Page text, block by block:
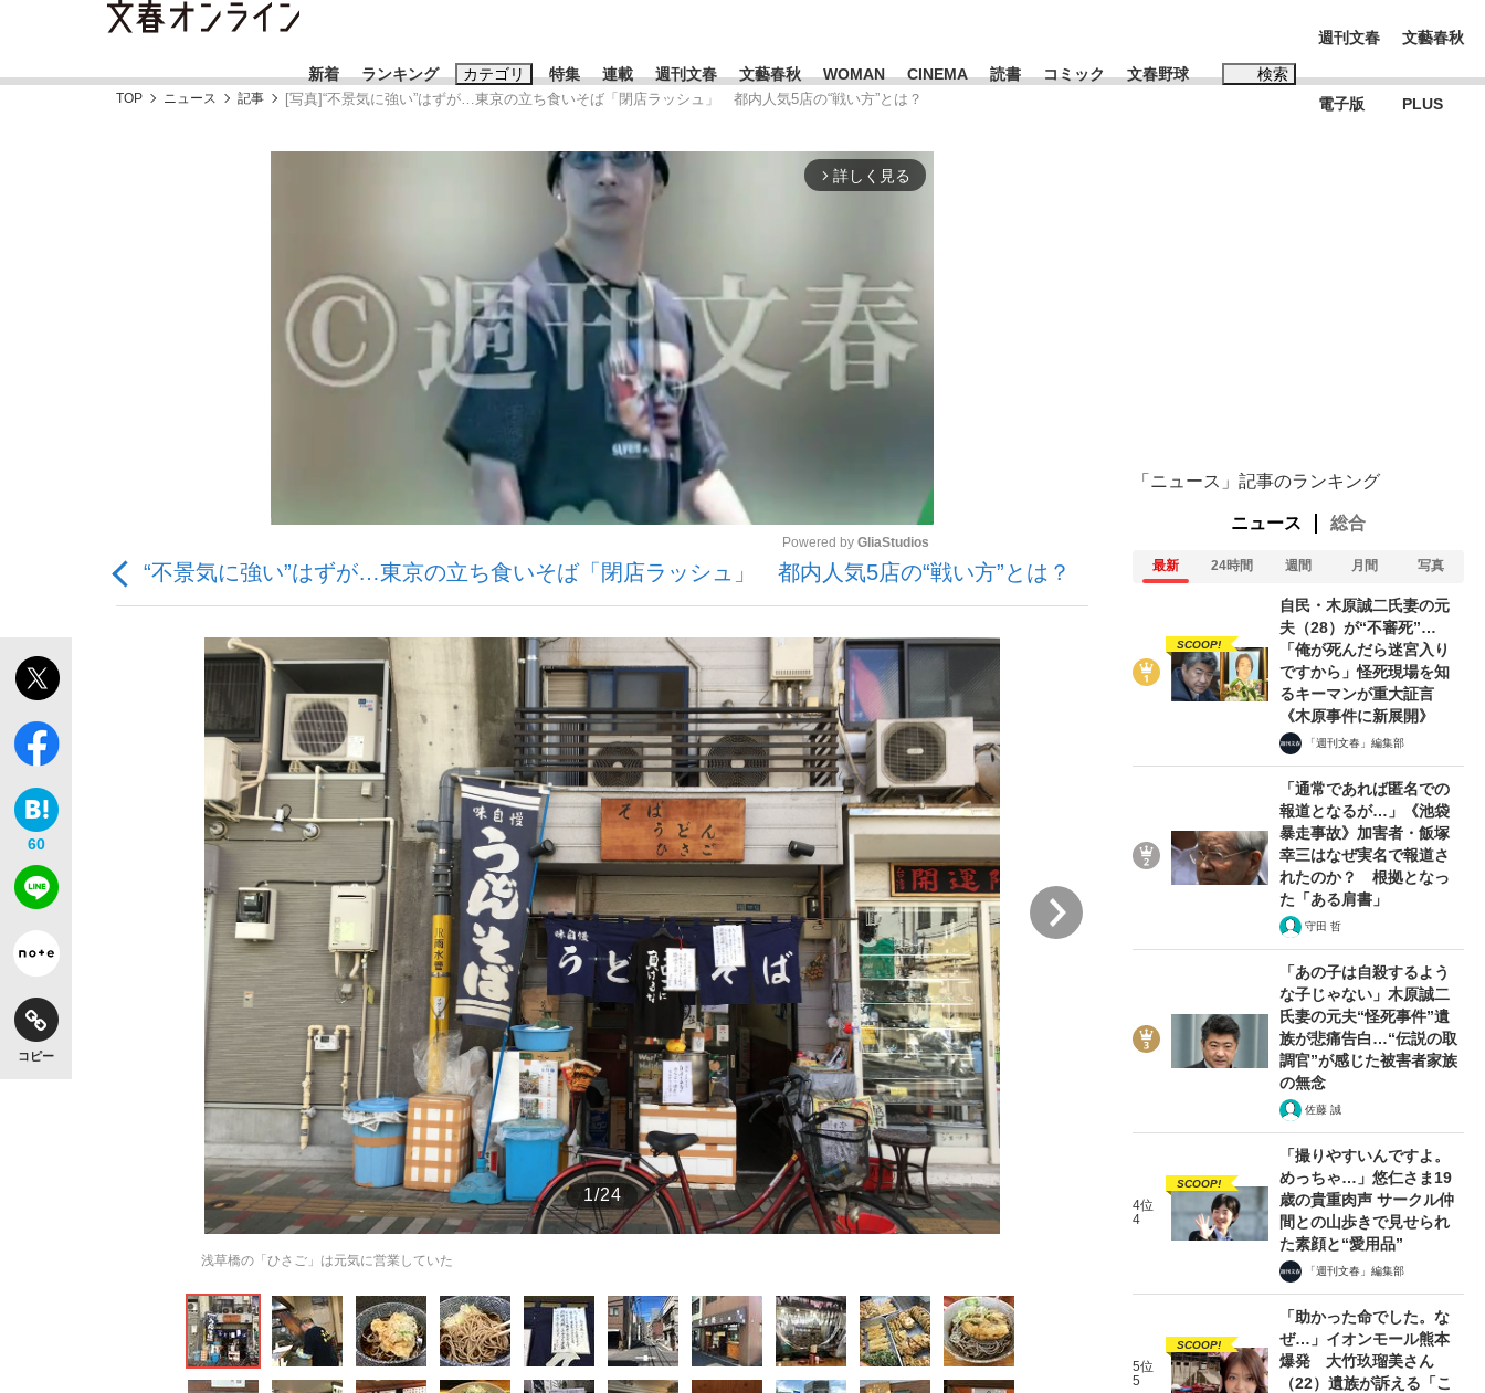
新着 ランキング カテゴリ
「90%は失敗する。でも…」本田圭佑が初めて明かした日本代表監督に...
「敗因分析は一切聞かれなかった」侍ジャパン選手が証言した“NPB聞... 「クマが悪者扱いされているのが悲しい」『北の国から』倉本聰氏（91...
「目標達成できなかったからと言って…」サッカー日本代表・森保一監督...
もっと見る
特集
観る将棋、読む将棋
キングの誕生を、目撃せよ。
いまさら聞けない資産運用のすべて
もっと見る
連載 週刊文春 文藝春秋 WOMAN CINEMA 読書 コミック 文春野球 検索
おすすめのキーワードタグ一覧
#藤田晋 #高市早苗 #城彰二
#玉木雄一郎
#亀和田武
週刊文春
電子版
文藝春秋
PLUS
TOP ニュース 記事 [写真]“不景気に強い”はずが…東京の立ち食いそば「閉店ラッシュ」 都内人気5店の“戦い方”とは？
arrow_forward_ios 詳しく見る
Mute
Powered by GliaStudios
“不景気に強い”はずが…東京の立ち食いそば「閉店ラッシュ」 都内人気5店の“戦い方”とは？
60
コピー
1/24
浅草橋の「ひさご」は元気に営業していた
「ニュース」記事のランキング
ニュース 総合
最新 24時間 週間 月間 写真
SCOOP!
自民・木原誠二氏妻の元
夫（28）が“不審死”…
「俺が死んだら迷宮入り
ですから」怪死現場を知
るキーマンが重大証言
《木原事件に新展開》
「週刊文春」編集部
「通常であれば匿名での
報道となるが…」《池袋
暴走事故》加害者・飯塚
幸三はなぜ実名で報道さ
れたのか？ 根拠となっ
た「ある肩書」
守田 哲
「あの子は自殺するよう
な子じゃない」木原誠二
氏妻の元夫“怪死事件”遺
族が悲痛告白…“伝説の取
調官”が感じた被害者家族
の無念
佐藤 誠
4位
4
SCOOP!
「撮りやすいんですよ。
めっちゃ…」悠仁さま19
歳の貴重肉声 サークル仲
間との山歩きで見せられ
た素顔と“愛用品”
「週刊文春」編集部
5位
5
SCOOP!
「助かった命でした。な
ぜ…」イオンモール熊本
爆発 大竹玖瑠美さん
（22）遺族が訴える「こ